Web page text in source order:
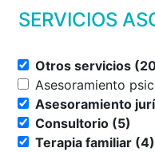
SERVICIOS
Otros
Consultorio (5)
Terapia familiar (4)